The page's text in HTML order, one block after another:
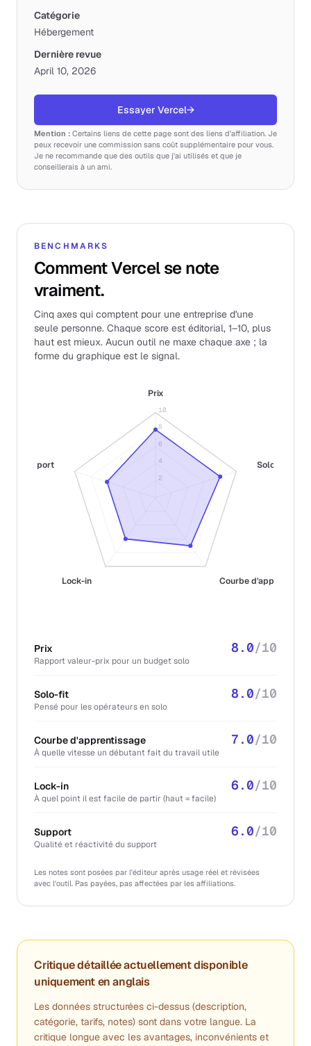
Catégorie
Hébergement
Dernière revue
April 10, 2026
Essayer Vercel→
Mention : Certains liens de cette page sont des liens d'affiliation. Je
peux recevoir une commission sans coût supplémentaire pour vous.
Je ne recommande que des outils que j'ai utilisés et que je
conseillerais à un ami.
BENCHMARKS
Comment Vercel se note
vraiment.
Cinq axes qui comptent pour une entreprise d'une
seule personne. Chaque score est éditorial, 1–10, plus
haut est mieux. Aucun outil ne maxe chaque axe ; la
forme du graphique est le signal.
2
4
6
8
10
Prix
Solo-fit
Courbe
Lock-in
Support
Prix
Rapport valeur-prix pour un budget solo
8.0/10
Solo-fit
Pensé pour les opérateurs en solo
8.0/10
Courbe d'apprentissage
À quelle vitesse un débutant fait du travail utile
7.0/10
Lock-in
À quel point il est facile de partir (haut = facile)
6.0/10
Support
Qualité et réactivité du support
6.0/10
Les notes sont posées par l'éditeur après usage réel et révisées
avec l'outil. Pas payées, pas affectées par les affiliations.
Critique détaillée actuellement disponible
uniquement en anglais
Les données structurées ci-dessus (description,
catégorie, tarifs, notes) sont dans votre langue. La
critique longue avec les avantages, inconvénients et